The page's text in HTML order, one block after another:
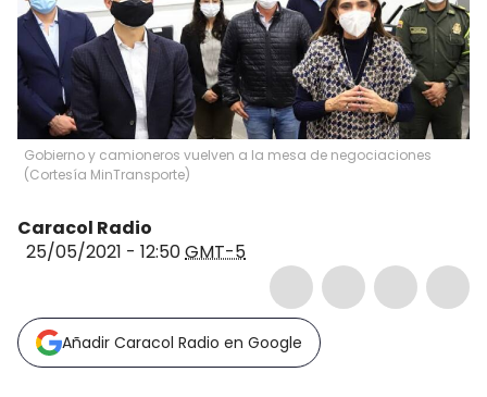
Gobierno y camioneros vuelven a la mesa de negociaciones
(Cortesía MinTransporte)
Caracol Radio
25/05/2021 - 12:50GMT-5
Añadir Caracol Radio en Google